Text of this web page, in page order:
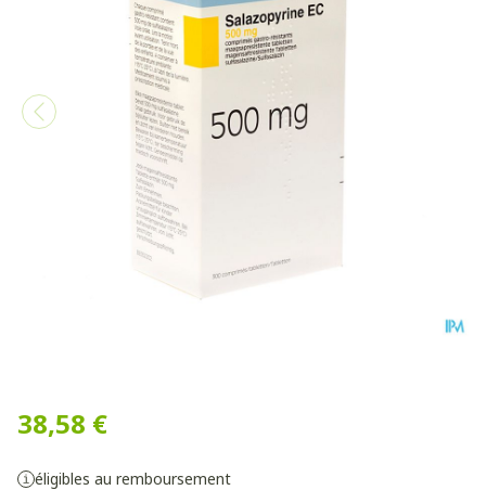
38,58 €
éligibles au remboursement